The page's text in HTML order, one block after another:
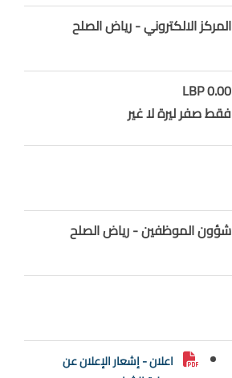
المركز الالكتروني - رياض الصلح
0.00 LBP
فقط صفر ليرة لا غير
شؤون الموظفين - رياض الصلح
اعلان - إشعار الإعلان عن